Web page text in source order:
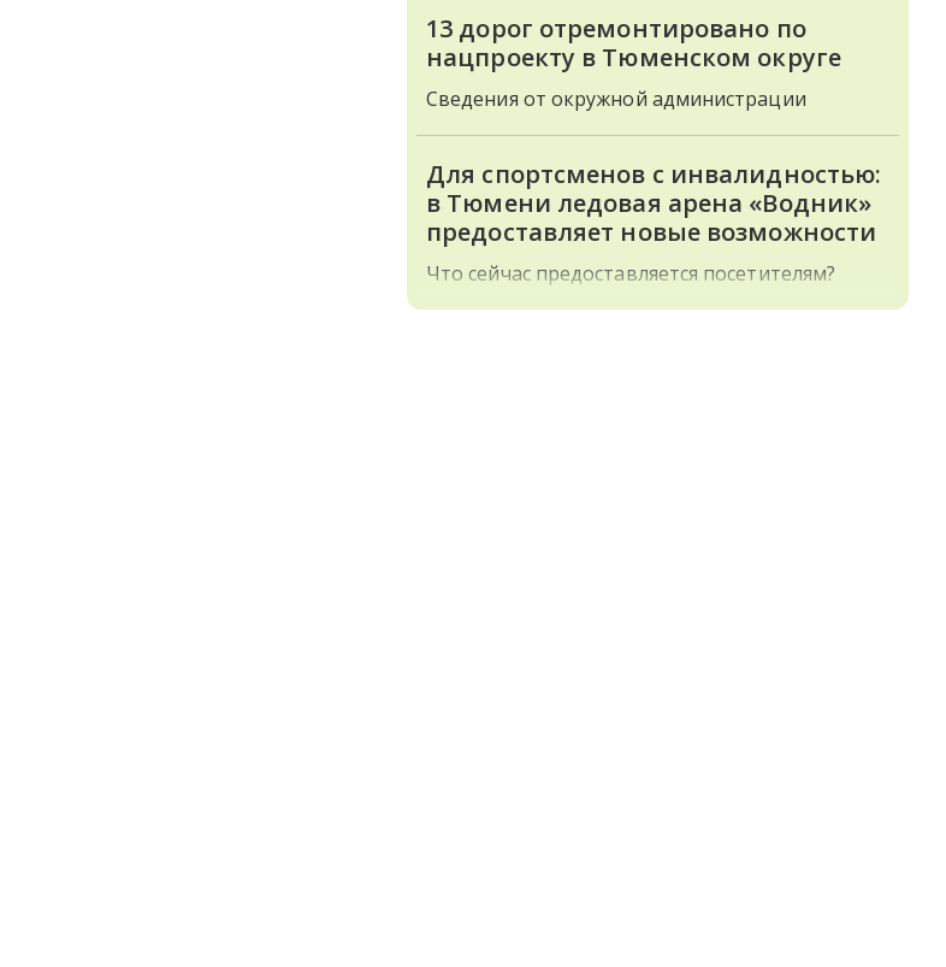
13 дорог отремонтировано по
нацпроекту в Тюменском округе
Сведения от окружной администрации
Для спортсменов с инвалидностью:
в Тюмени ледовая арена «Водник»
предоставляет новые возможности
Что сейчас предоставляется посетителям?